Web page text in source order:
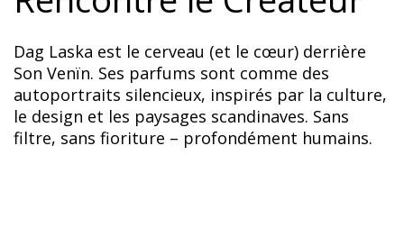
Dag Laska est le cerveau (et le cœur) derrière
Son Venïn. Ses parfums sont comme des
autoportraits silencieux, inspirés par la culture,
le design et les paysages scandinaves. Sans
filtre, sans fioriture – profondément humains.